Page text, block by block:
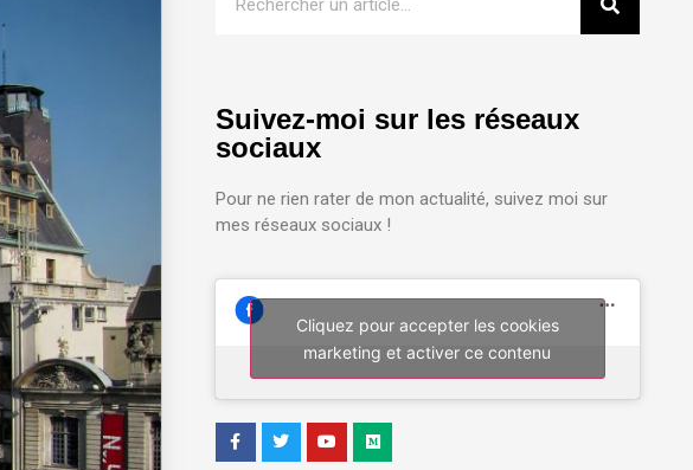
Suivez-moi sur les réseaux
sociaux
Pour ne rien rater de mon actualité, suivez moi sur
mes réseaux sociaux !
Cliquez pour accepter les cookies
marketing et activer ce contenu